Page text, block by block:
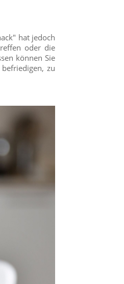
hat jedoch
oder die
können Sie
zu